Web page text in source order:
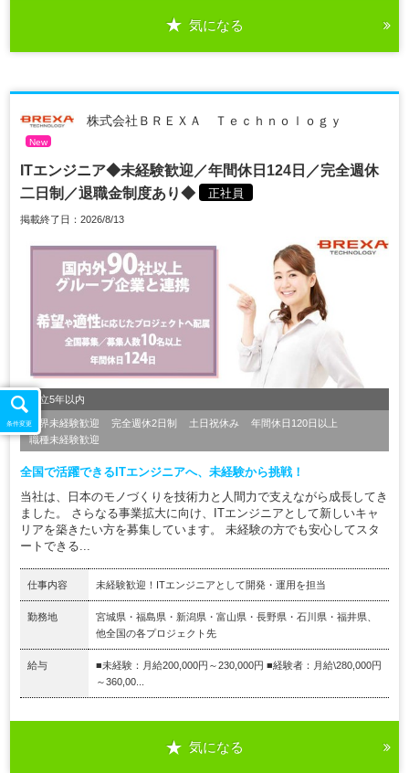
気になる
株式会社ＢＲＥＸＡ Ｔｅｃｈｎｏｌｏｇｙ
New
ITエンジニア◆未経験歓迎／年間休日124日／完全週休
二日制／退職金制度あり◆
正社員
掲載終了日：2026/8/13
設立5年以内
業界未経験歓迎 完全週休2日制 土日祝休み
年間休日120日以上
職種未経験歓迎
全国で活躍できるITエンジニアへ、未経験から挑戦！
当社は、日本のモノづくりを技術力と人間力で支えながら成長してき
ました。 さらなる事業拡大に向け、ITエンジニアとして新しいキャ
リアを築きたい方を募集しています。 未経験の方でも安心してスタ
ートできる...
仕事内容 未経験歓迎！ITエンジニアとして開発・運用を担当
勤務地
宮城県・福島県・新潟県・富山県・長野県・石川県・福井県、
他全国の各プロジェクト先
給与
■未経験：月給200,000円～230,000円 ■経験者：月給\280,000円
～360,00...
気になる
条件変更